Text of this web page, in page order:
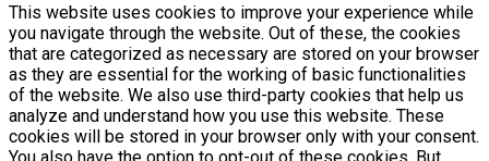
This website uses cookies to improve your experience while
you navigate through the website. Out of these, the cookies
that are categorized as necessary are stored on your browser
as they are essential for the working of basic functionalities
of the website. We also use third-party cookies that help us
analyze and understand how you use this website. These
cookies will be stored in your browser only with your consent.
You also have the option to opt-out of these cookies. But